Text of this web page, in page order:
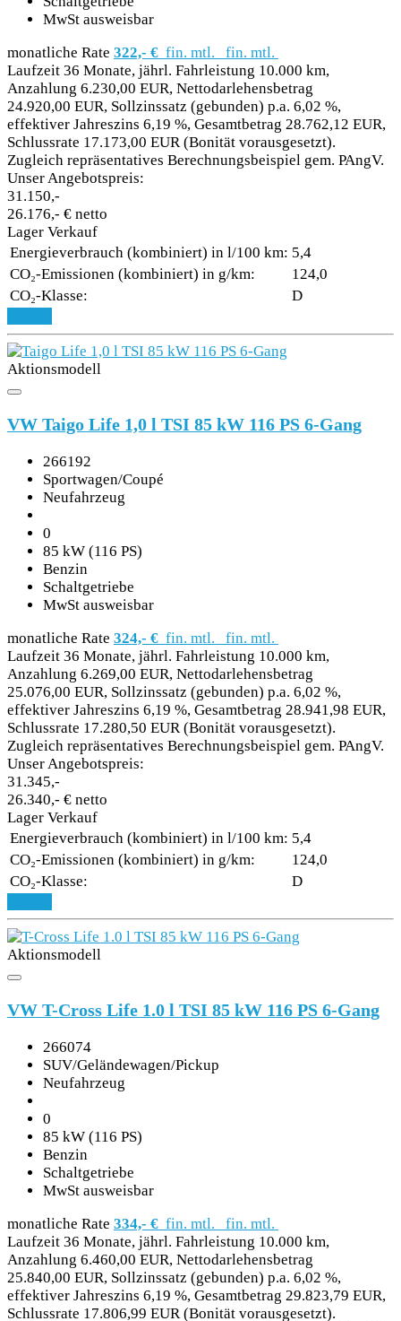
MwSt ausweisbar
monatliche Rate 322,- € fin. mtl.
fin. mtl.
Laufzeit 36 Monate, jährl. Fahrleistung 10.000 km,
Anzahlung 6.230,00 EUR, Nettodarlehensbetrag
24.920,00 EUR, Sollzinssatz (gebunden) p.a. 6,02 %,
effektiver Jahreszins 6,19 %, Gesamtbetrag 28.762,12 EUR,
Schlussrate 17.173,00 EUR (Bonität vorausgesetzt).
Zugleich repräsentatives Berechnungsbeispiel gem. PAngV.
Unser Angebotspreis:
31.150,-
26.176,- € netto
Lager Verkauf
Energieverbrauch (kombiniert) in l/100 km: 5,4
CO₂-Emissionen (kombiniert) in g/km:
124,0
CO₂-Klasse:
D
Aktionsmodell
VW Taigo Life 1,0 l TSI 85 kW 116 PS 6-Gang
266192
Sportwagen/Coupé
Neufahrzeug
0
85 kW (116 PS)
Benzin
Schaltgetriebe
MwSt ausweisbar
monatliche Rate 324,- € fin. mtl.
fin. mtl.
Laufzeit 36 Monate, jährl. Fahrleistung 10.000 km,
Anzahlung 6.269,00 EUR, Nettodarlehensbetrag
25.076,00 EUR, Sollzinssatz (gebunden) p.a. 6,02 %,
effektiver Jahreszins 6,19 %, Gesamtbetrag 28.941,98 EUR,
Schlussrate 17.280,50 EUR (Bonität vorausgesetzt).
Zugleich repräsentatives Berechnungsbeispiel gem. PAngV.
Unser Angebotspreis:
31.345,-
26.340,- € netto
Lager Verkauf
Energieverbrauch (kombiniert) in l/100 km: 5,4
CO₂-Emissionen (kombiniert) in g/km:
124,0
CO₂-Klasse:
D
Aktionsmodell
VW T-Cross Life 1.0 l TSI 85 kW 116 PS 6-Gang
266074
SUV/Geländewagen/Pickup
Neufahrzeug
0
85 kW (116 PS)
Benzin
Schaltgetriebe
MwSt ausweisbar
monatliche Rate 334,- € fin. mtl.
fin. mtl.
Laufzeit 36 Monate, jährl. Fahrleistung 10.000 km,
Anzahlung 6.460,00 EUR, Nettodarlehensbetrag
25.840,00 EUR, Sollzinssatz (gebunden) p.a. 6,02 %,
effektiver Jahreszins 6,19 %, Gesamtbetrag 29.823,79 EUR,
Schlussrate 17.806,99 EUR (Bonität vorausgesetzt).